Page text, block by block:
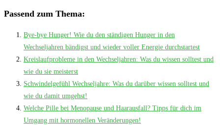
Passend zum Thema:
Bye-bye Hunger! Wie du den ständigen Hunger in den
Wechseljahren bändigst und wieder voller Energie durchstartest
Kreislaufprobleme in den Wechseljahren: Was du wissen solltest und
wie du sie meisterst
Schwindelgefühl Wechseljahre: Was du darüber wissen solltest und
wie du damit umgehst!
Welche Pille bei Menopause und Haarausfall? Tipps für dich im
Umgang mit hormonellen Veränderungen!